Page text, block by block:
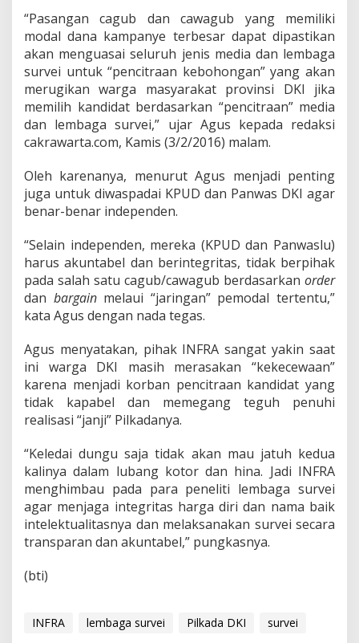
u
n
a
b
e
l
d
a
n
a
n
s
a
a
n
“Pasangan cagub dan cawagub yang memiliki
modal dana kampanye terbesar dapat dipastikan
akan menguasai seluruh jenis media dan lembaga
survei untuk “pencitraan kebohongan” yang akan
merugikan warga masyarakat provinsi DKI jika
memilih kandidat berdasarkan “pencitraan” media
dan lembaga survei,” ujar Agus kepada redaksi
cakrawarta.com, Kamis (3/2/2016) malam.
Oleh karenanya, menurut Agus menjadi penting
juga untuk diwaspadai KPUD dan Panwas DKI agar
benar-benar independen.
“Selain independen, mereka (KPUD dan Panwaslu)
harus akuntabel dan berintegritas, tidak berpihak
pada salah satu cagub/cawagub berdasarkan order
dan bargainmelaui “jaringan” pemodal tertentu,”
kata Agus dengan nada tegas.
Agus menyatakan, pihak INFRA sangat yakin saat
ini warga DKI masih merasakan “kekecewaan”
karena menjadi korban pencitraan kandidat yang
tidak kapabel dan memegang teguh penuhi
realisasi “janji” Pilkadanya.
“Keledai dungu saja tidak akan mau jatuh kedua
kalinya dalam lubang kotor dan hina. Jadi INFRA
menghimbau pada para peneliti lembaga survei
agar menjaga integritas harga diri dan nama baik
intelektualitasnya dan melaksanakan survei secara
transparan dan akuntabel,” pungkasnya.
(bti)
INFRA lembaga survei Pilkada DKI survei